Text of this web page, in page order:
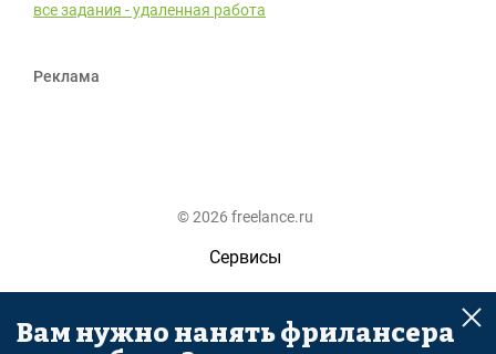
все задания - удаленная работа
Реклама
© 2026 freelance.ru
Сервисы
Помощь
Поиск
Вам нужно нанять фрилансера